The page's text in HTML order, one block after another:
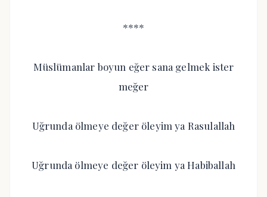
****
Müslümanlar boyun eğer sana gelmek ister
meğer
Uğrunda ölmeye değer öleyim ya Rasulallah
Uğrunda ölmeye değer öleyim ya Habiballah